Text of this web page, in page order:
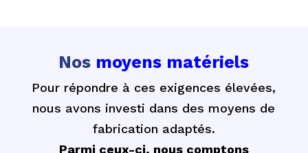
Nos moyens matériels
Pour répondre à ces exigences élevées,
nous avons investi dans des moyens de
fabrication adaptés.
Parmi ceux-ci, nous comptons